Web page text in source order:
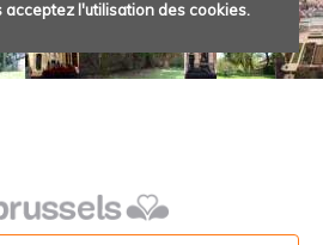
acceptez l'utilisation des cookies.